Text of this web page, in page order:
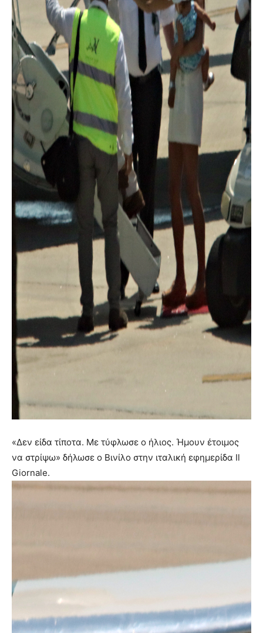
«Δεν είδα τίποτα. Με τύφλωσε ο ήλιος. Ήμουν έτοιμος
να στρίψω» δήλωσε ο Βινίλο στην ιταλική εφημερίδα Il
Giornale.